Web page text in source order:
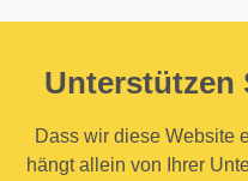
Unterstützen
Dass wir diese Website
hängt allein von Ihrer